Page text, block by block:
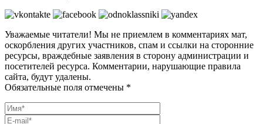
Уважаемые читатели! Мы не приемлем в комментариях мат,
оскорбления других участников, спам и ссылки на сторонние
ресурсы, враждебные заявления в сторону администрации и
посетителей ресурса. Комментарии, нарушающие правила
сайта, будут удалены.
Обязательные поля отмечены *